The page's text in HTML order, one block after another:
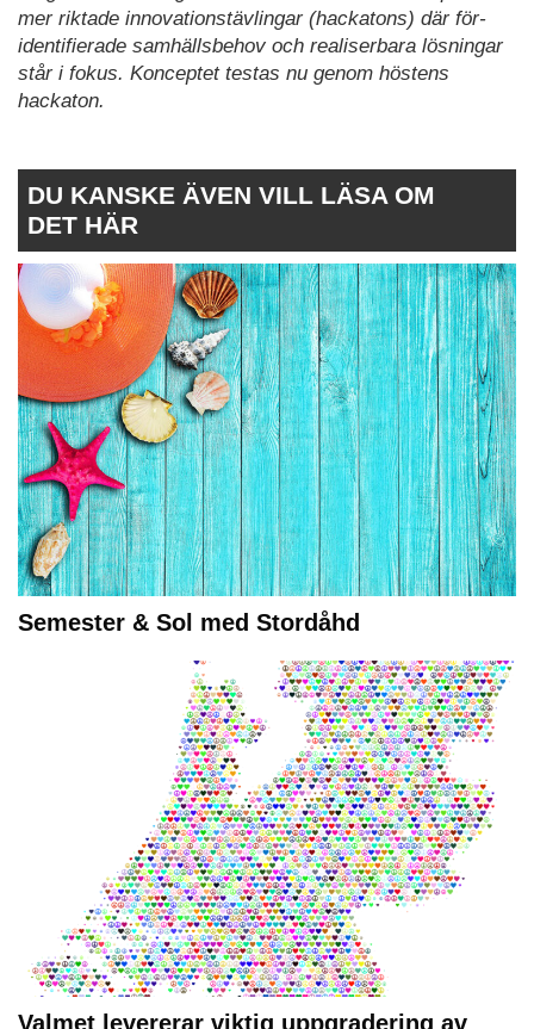
mer riktade innovationstävlingar (hackatons) där för-
identifierade samhällsbehov och realiserbara lösningar
står i fokus. Konceptet testas nu genom höstens
hackaton.
DU KANSKE ÄVEN VILL LÄSA OM
DET HÄR
Semester & Sol med Stordåhd
Valmet levererar viktig uppgradering av